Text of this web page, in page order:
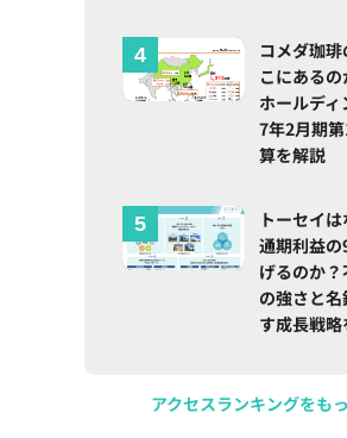
コメダ珈
こにある
ホールデ
7年2月期
算を解説
トーセイ
通期利益
げるのか
の強さと
す成長戦
アクセスランキングをも